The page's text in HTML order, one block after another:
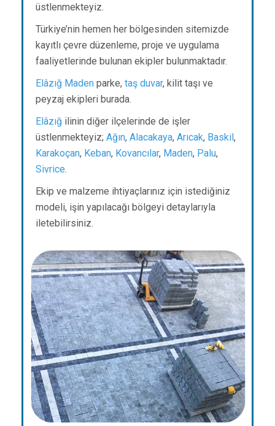
üstlenmekteyiz.
Türkiye’nin hemen her bölgesinden sitemizde
kayıtlı çevre düzenleme, proje ve uygulama
faaliyetlerinde bulunan ekipler bulunmaktadır.
Elâzığ Maden parke, taş duvar, kilit taşı ve
peyzaj ekipleri burada.
Elâzığ ilinin diğer ilçelerinde de işler
üstlenmekteyiz; Ağın, Alacakaya, Arıcak, Baskil ,
Karakoçan, Keban, Kovancılar, Maden, Palu,
Sivrice.
Ekip ve malzeme ihtiyaçlarınız için istediğiniz
modeli, işin yapılacağı bölgeyi detaylarıyla
iletebilirsiniz.